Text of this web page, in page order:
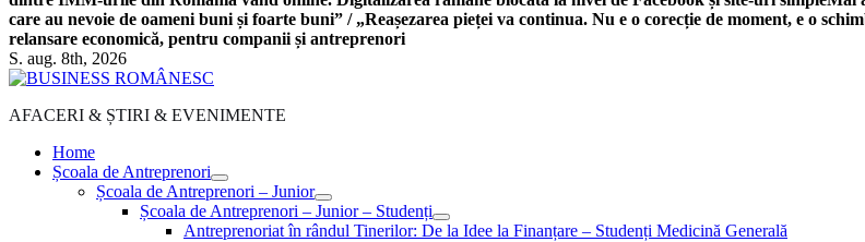
care au nevoie de oameni buni și foarte buni” / „Reașezarea pieței va continua. Nu e o corecție de moment, e o
relansare economică, pentru companii și antreprenori
S. aug. 8th, 2026
AFACERI & ȘTIRI & EVENIMENTE
Home
Școala de Antreprenori
Școala de Antreprenori – Junior
Școala de Antreprenori – Junior – Studenți
Antreprenoriat în rândul Tinerilor: De la Idee la Finanțare – Studenți Medicină Generală